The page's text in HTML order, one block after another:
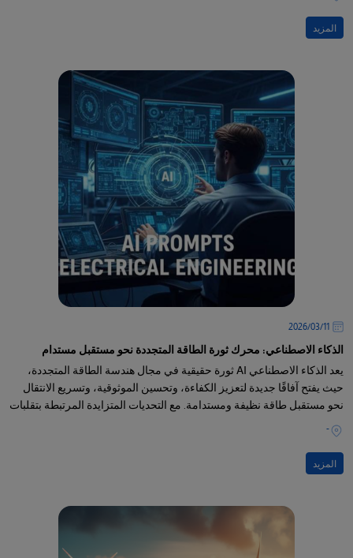
المزيد
11‏/03‏/2026
الذكاء الاصطناعي: محرك ثورة الطاقة المتجددة نحو مستقبل مستدام
يعد الذكاء الاصطناعي AI ثورة حقيقية في مجال هندسة الطاقة المتجددة،
حيث يفتح آفاقًا جديدة لتعزيز الكفاءة، وتحسين الموثوقية، وتسريع الانتقال
نحو مستقبل طاقة نظيفة ومستدامة. مع التحديات المتزايدة المرتبطة بتقلبات
إنتاج الطاقة المتجددة
-
المزيد